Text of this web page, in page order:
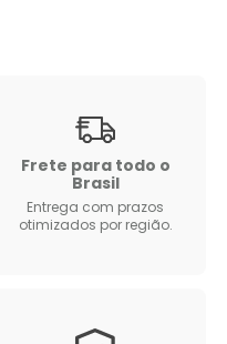
Frete para todo o
Brasil
Entrega com prazos
otimizados por região.